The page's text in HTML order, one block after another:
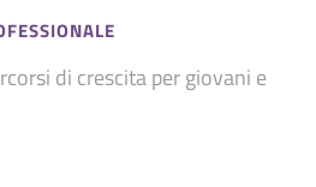
di crescita per giovani e